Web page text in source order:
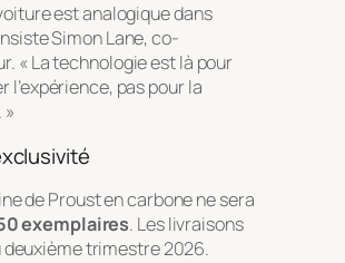
est analogique dans
Simon Lane, co-
« La technologie est là pour
l’expérience, pas pour la
de Proust en carbone ne sera
exemplaires. Les livraisons
trimestre 2026.